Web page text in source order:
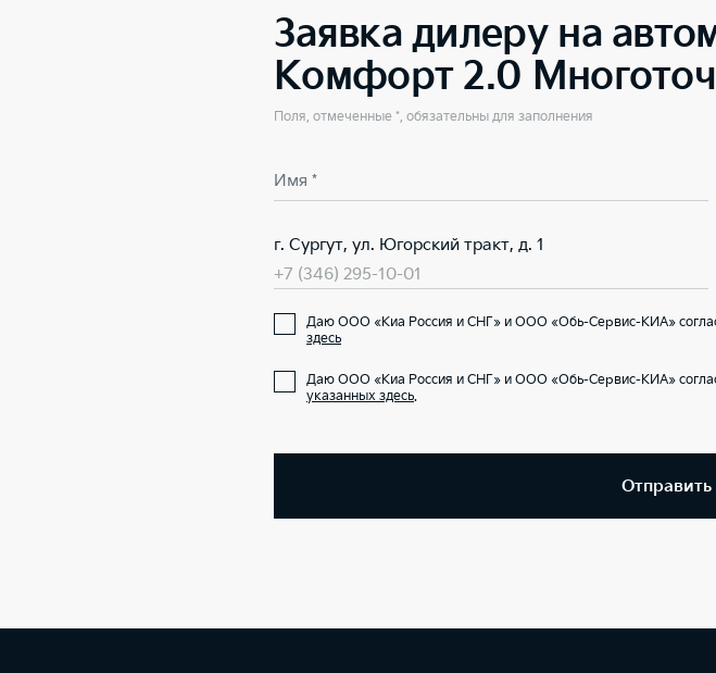
Заявка дилеру на
Комфорт 2.0
Поля, отмеченные *, обязательны для заполнения
Имя *
г. Сургут, ул. Югорский тракт, д. 1
+7 (346) 295-10-01
Даю ООО «Киа Россия и СНГ» и ООО «Обь-Сервис-КИА»
здесь
Даю ООО «Киа Россия и СНГ» и ООО «Обь-Сервис-КИА»
указанных здесь.
Отправить